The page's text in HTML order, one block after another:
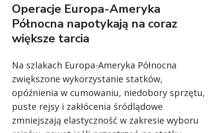
Operacje Europa-Ameryka
Północna napotykają na coraz
większe tarcia
Na szlakach Europa-Ameryka Północna
zwiększone wykorzystanie statków,
opóźnienia w cumowaniu, niedobory sprzętu,
puste rejsy i zakłócenia śródlądowe
zmniejszają elastyczność w zakresie wyboru